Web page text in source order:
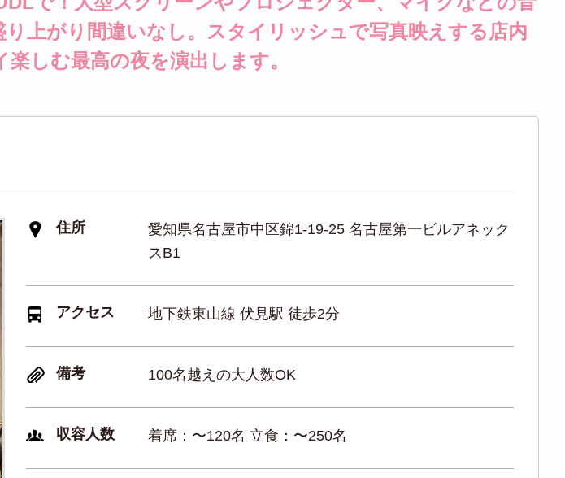
上がり間違いなし。スタイリッシュで写真映えする店内
しむ最高の夜を演出します。
住所
愛知県名古屋市中区錦1-19-25 名古屋第一ビルアネック
スB1
アクセス 地下鉄東山線 伏見駅 徒歩2分
備考 100名越えの大人数OK
収容人数 着席：〜120名 立食：〜250名